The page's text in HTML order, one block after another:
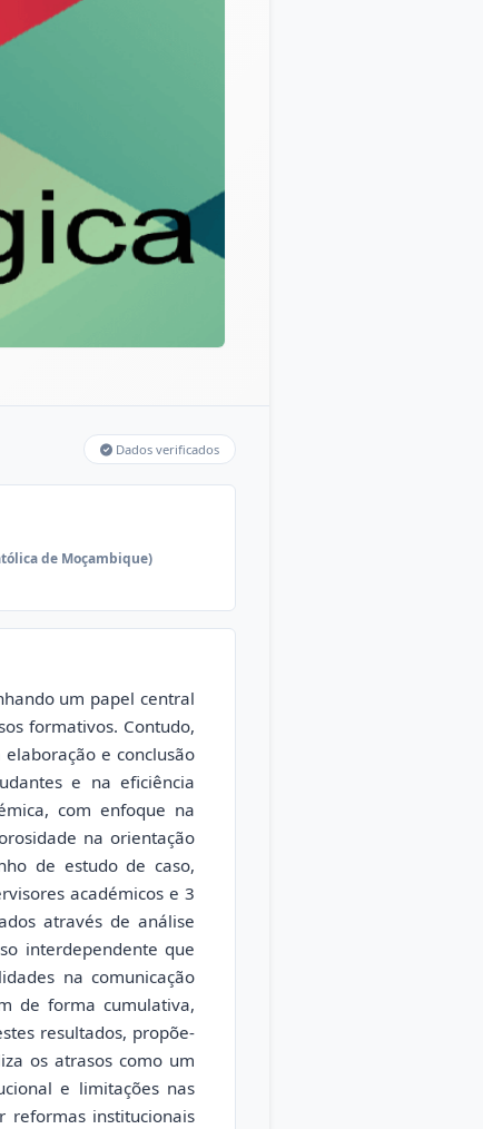
Dados verificados
de Moçambique)
um papel central
formativos. Contudo,
e conclusão
e na eficiência
com enfoque na
na orientação
de estudo de caso,
académicos e 3
através de análise
interdependente que
na comunicação
de forma cumulativa,
resultados, propõe-
os atrasos como um
e limitações nas
reformas institucionais